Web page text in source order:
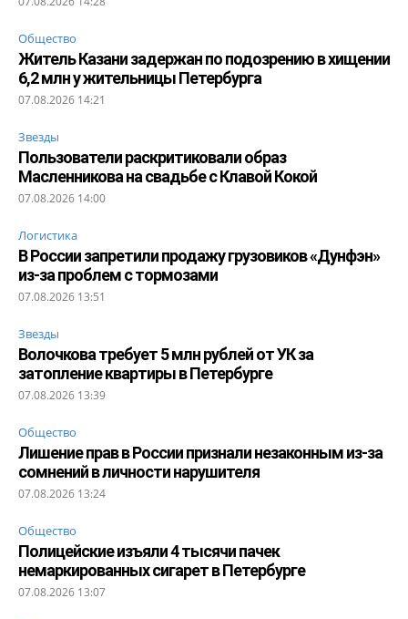
Общество
Житель Казани задержан по подозрению в хищении
6,2 млн у жительницы Петербурга
07.08.2026 14:21
Звезды
Пользователи раскритиковали образ
Масленникова на свадьбе с Клавой Кокой
07.08.2026 14:00
Логистика
В России запретили продажу грузовиков «Дунфэн»
из-за проблем с тормозами
07.08.2026 13:51
Звезды
Волочкова требует 5 млн рублей от УК за
затопление квартиры в Петербурге
07.08.2026 13:39
Общество
Лишение прав в России признали незаконным из-за
сомнений в личности нарушителя
07.08.2026 13:24
Общество
Полицейские изъяли 4 тысячи пачек
немаркированных сигарет в Петербурге
07.08.2026 13:07